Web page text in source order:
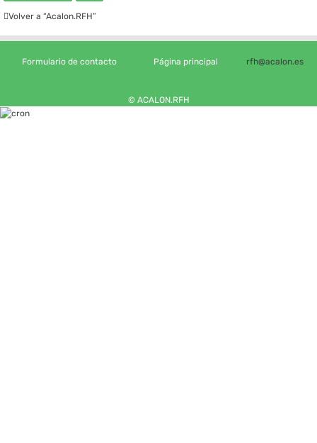
Volver a “Acalon.RFH”
Formulario de contacto Página principal rfh@acalon.es
© ACALON.RFH